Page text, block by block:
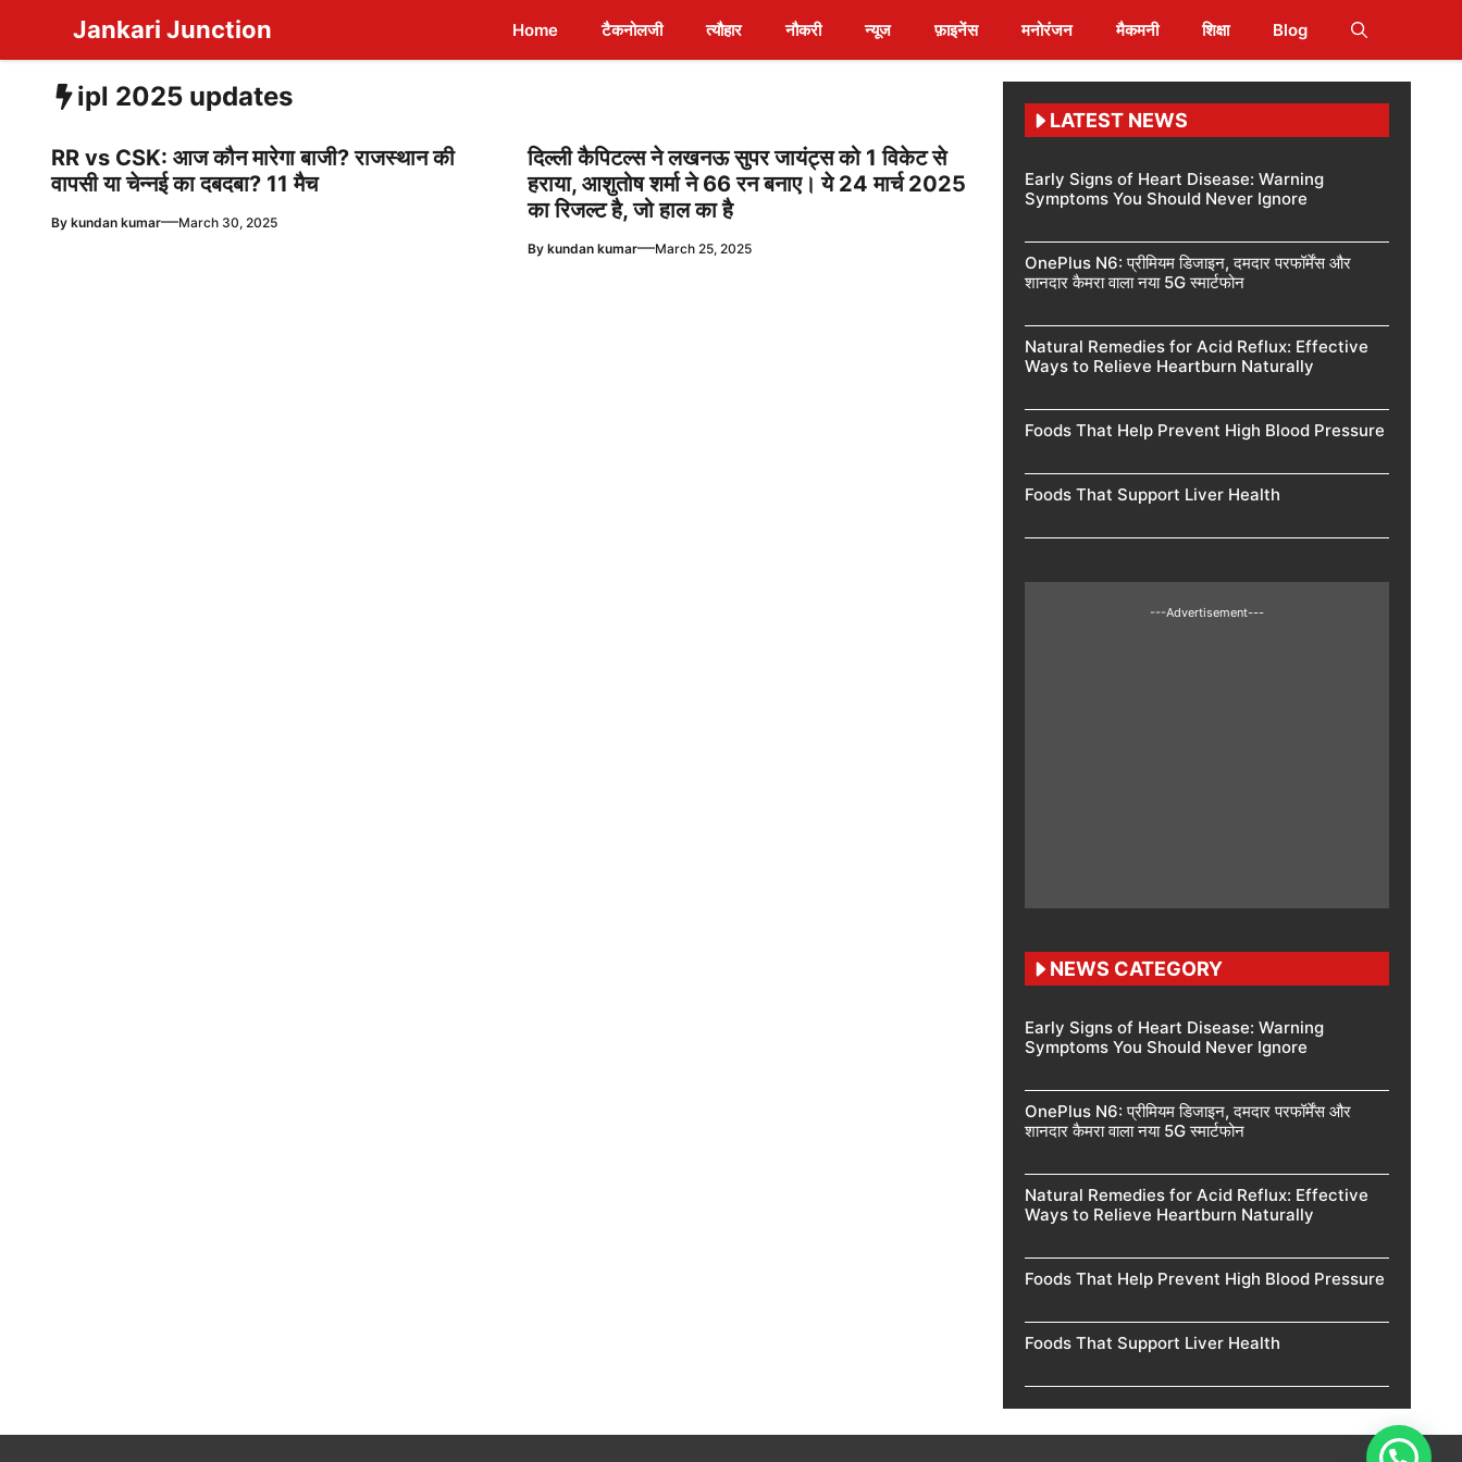
content
Jankari Junction Home टैकनोलजी त्यौहार नौकरी न्यूज फ़ाइनेंस मनोरंजन मैकमनी शिक्षा Blog
ipl 2025 updates
RR vs CSK: आज कौन मारेगा बाजी? राजस्थान की
वापसी या चेन्नई का दबदबा? 11 मैच
By kundan kumar—March 30, 2025
दिल्ली कैपिटल्स ने लखनऊ सुपर जायंट्स को 1 विकेट से
हराया, आशुतोष शर्मा ने 66 रन बनाए। ये 24 मार्च 2025
का रिजल्ट है, जो हाल का है
By kundan kumar—March 25, 2025
LATEST NEWS
Early Signs of Heart Disease: Warning
Symptoms You Should Never Ignore
OnePlus N6: प्रीमियम डिजाइन, दमदार परफॉर्मेंस और
शानदार कैमरा वाला नया 5G स्मार्टफोन
Natural Remedies for Acid Reflux: Effective
Ways to Relieve Heartburn Naturally
Foods That Help Prevent High Blood Pressure
Foods That Support Liver Health
---Advertisement---
NEWS CATEGORY
Early Signs of Heart Disease: Warning
Symptoms You Should Never Ignore
OnePlus N6: प्रीमियम डिजाइन, दमदार परफॉर्मेंस और
शानदार कैमरा वाला नया 5G स्मार्टफोन
Natural Remedies for Acid Reflux: Effective
Ways to Relieve Heartburn Naturally
Foods That Help Prevent High Blood Pressure
Foods That Support Liver Health